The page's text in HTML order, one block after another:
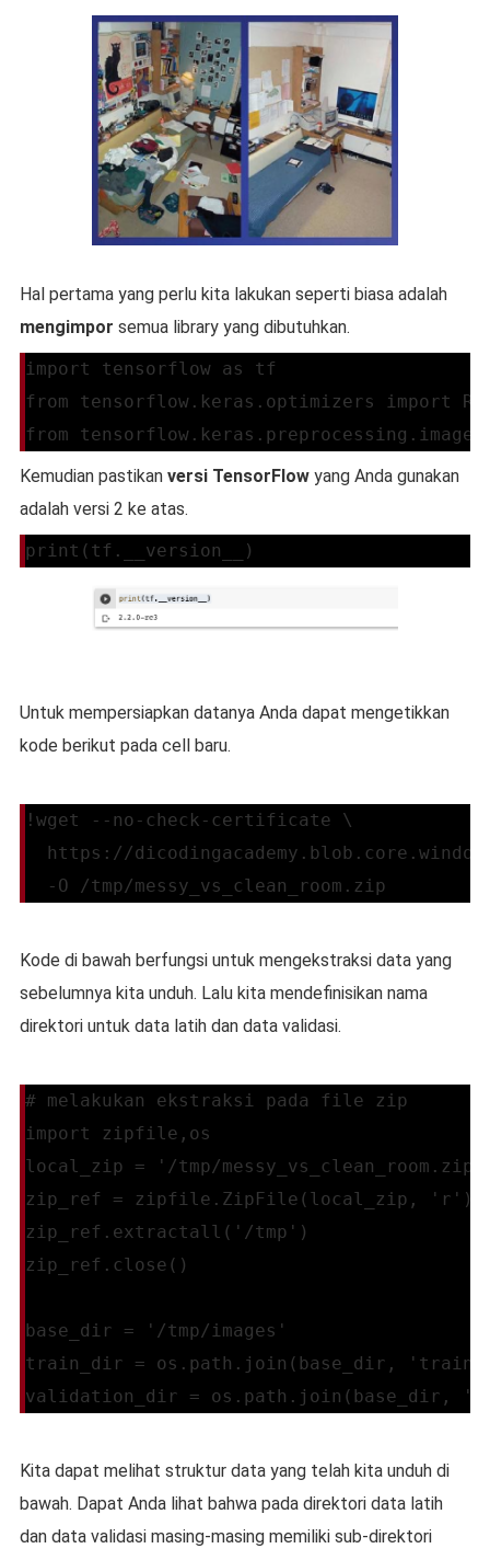
Hal pertama yang perlu kita lakukan seperti biasa adalah
mengimpor semua library yang dibutuhkan.
import tensorflow as tf
from tensorflow.keras.optimizers import
from tensorflow.keras.preprocessing.image
Kemudian pastikan versi TensorFlowyang Anda gunakan
adalah versi 2 ke atas.
print(tf.__version__)
Untuk mempersiapkan datanya Anda dapat mengetikkan
kode berikut pada cell baru.
!wget --no-check-certificate \
https://
  -O /tmp/messy_vs_clean_room.zip
Kode di bawah berfungsi untuk mengekstraksi data yang
sebelumnya kita unduh. Lalu kita mendefinisikan nama
direktori untuk data latih dan data validasi.
# melakukan ekstraksi pada file zip
import zipfile,os
local_zip = '/tmp/messy_vs_clean_room.zip'
zip_ref = zipfile.ZipFile(local_zip, 'r')
zip_ref.extractall('/tmp')
zip_ref.close()
base_dir = '/tmp/images'
train_dir = os.path.join(base_dir,
validation_dir = os.path.join(base_dir,
Kita dapat melihat struktur data yang telah kita unduh di
bawah. Dapat Anda lihat bahwa pada direktori data latih
dan data validasi masing-masing memiliki sub-direktori